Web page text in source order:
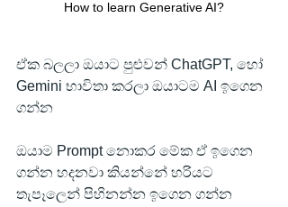
How to learn Generative AI?
ඒක බලලා ඔයාට පුළුවන් ChatGPT, හෝ
Gemini භාවිතා කරලා ඔයාටම AI ඉගෙන
ගන්න
ඔයාම Prompt නොකර මේක ඒ ඉගෙන
ගන්න හදනවා කියන්නේ හරියට
තැපෑලෙන් පිහිනන්න ඉගෙන ගන්න